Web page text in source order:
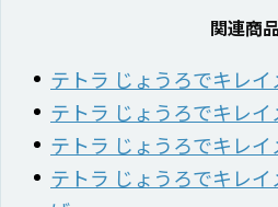
関連商品
テトラ じょうろでキレイ
テトラ じょうろでキレイ
テトラ じょうろでキレ
テトラ じょうろでキレ